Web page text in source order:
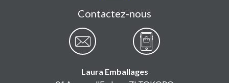
Contactez-nous
Laura Emballages